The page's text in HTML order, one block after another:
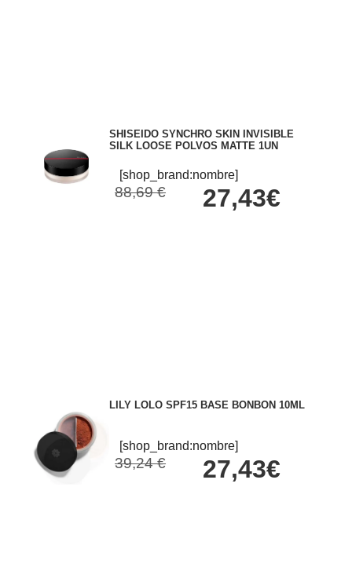
SHISEIDO SYNCHRO SKIN INVISIBLE
SILK LOOSE POLVOS MATTE 1UN
[shop_brand:nombre]
88,69 € 27,43€
LILY LOLO SPF15 BASE BONBON 10ML
[shop_brand:nombre]
39,24 € 27,43€